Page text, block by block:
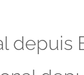
depuis